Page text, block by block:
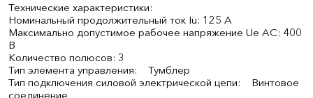
Технические характеристики:
Номинальный продолжительный ток Iu: 125 А
Максимально допустимое рабочее напряжение Ue AC: 400
В
Количество полюсов: 3
Тип элемента управления: Тумблер
Тип подключения силовой электрической цепи: Винтовое
соединение